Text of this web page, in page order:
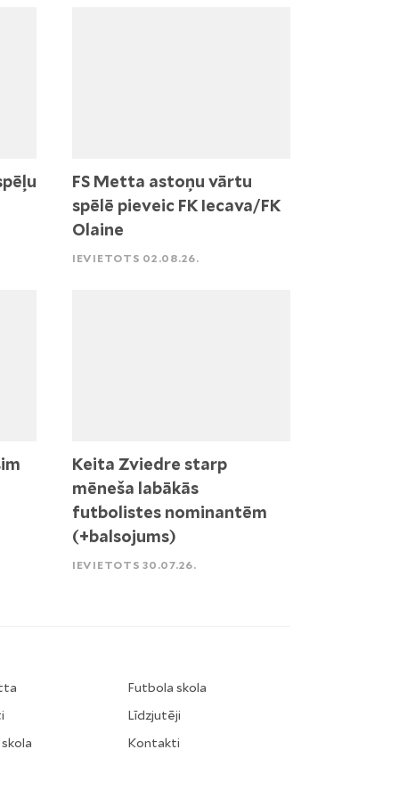
FS Metta astoņu vārtu
spēlē pieveic FK Iecava/FK
Olaine
IEVIETOTS 02.08.26.
Keita Zviedre starp
mēneša labākās
futbolistes nominantēm
(+balsojums)
IEVIETOTS 30.07.26.
Futbola skola
Līdzjutēji
Kontakti